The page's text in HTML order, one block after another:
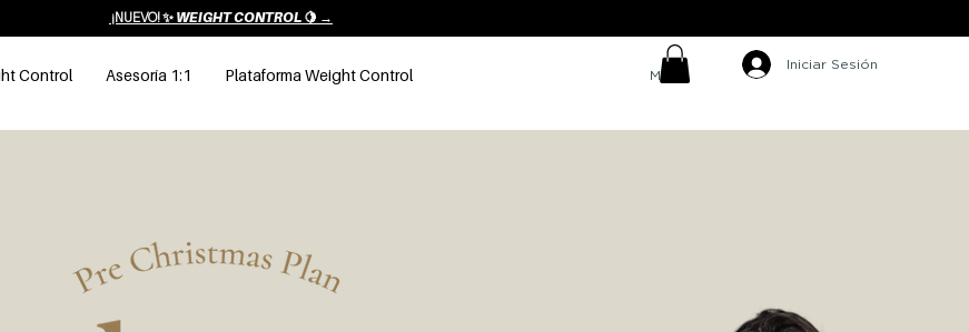
Control Asesoría 1:1 Plataforma Weight Control MXN ($)
Iniciar Sesión
¡NUEVO! ✨ WEIGHT CONTROL 🍋 →